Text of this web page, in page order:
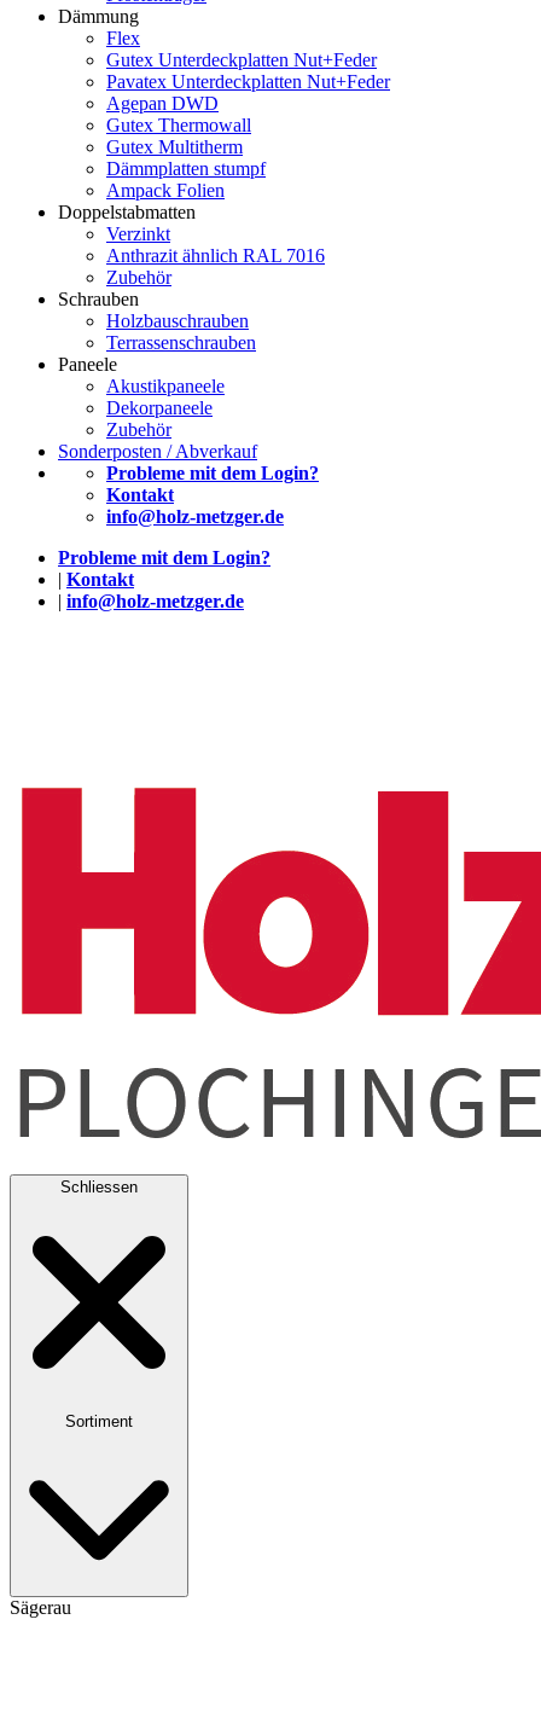
Dämmung
Flex
Gutex Unterdeckplatten Nut+Feder
Pavatex Unterdeckplatten Nut+Feder
Agepan DWD
Gutex Thermowall
Gutex Multitherm
Dämmplatten stumpf
Ampack Folien
Doppelstabmatten
Verzinkt
Anthrazit ähnlich RAL 7016
Zubehör
Schrauben
Holzbauschrauben
Terrassenschrauben
Paneele
Akustikpaneele
Dekorpaneele
Zubehör
Sonderposten / Abverkauf
Probleme mit dem Login?
Kontakt
info@holz-metzger.de
Probleme mit dem Login?
| Kontakt
| info@holz-metzger.de
Schliessen
Sortiment
Sägerau